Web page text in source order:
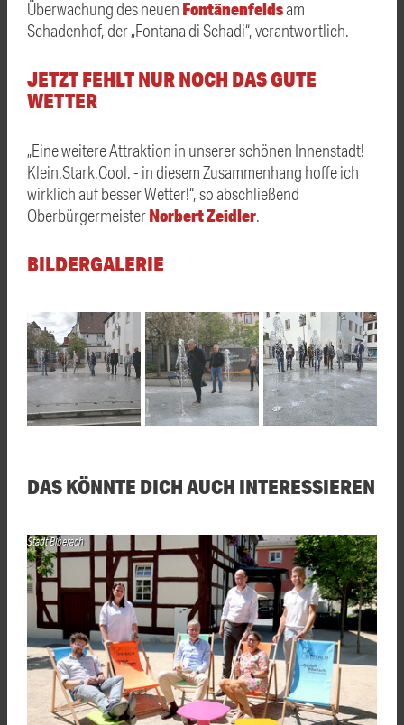
Überwachung des neuen Fontänenfeldsam
Schadenhof, der „Fontana di Schadi“, verantwortlich.
JETZT FEHLT NUR NOCH DAS GUTE
WETTER
„Eine weitere Attraktion in unserer schönen Innenstadt!
Klein.Stark.Cool. - in diesem Zusammenhang hoffe ich
wirklich auf besser Wetter!“, so abschließend
OberbürgermeisterNorbert Zeidler.
BILDERGALERIE
DAS KÖNNTE DICH AUCH INTERESSIEREN
Stadt Biberach